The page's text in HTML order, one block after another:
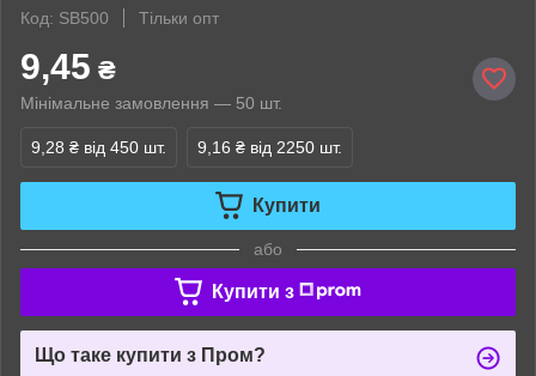
Код: SB500
Тільки опт
9,45 ₴
Мінімальне замовлення — 50 шт.
9,28 ₴ від 450 шт. 9,16 ₴ від 2250 шт.
Купити
або
Купити з
Що таке купити з Пром?